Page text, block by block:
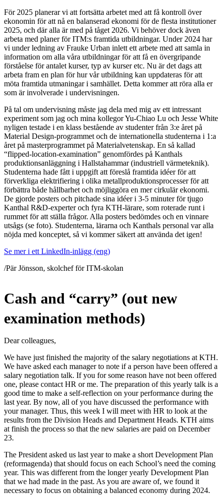
För 2025 planerar vi att fortsätta arbetet med att få kontroll över
ekonomin för att nå en balanserad ekonomi för de flesta institutioner
2025, och där alla är med på tåget 2026. Vi behöver dock även
arbeta med planer för ITM:s framtida utbildningar. Under 2024 har
vi under ledning av Frauke Urban inlett ett arbete med att samla in
information om alla våra utbildningar för att få en övergripande
förståelse för antalet kurser, typ av kurser etc. Nu är det dags att
arbeta fram en plan för hur vår utbildning kan uppdateras för att
möta framtida utmaningar i samhället. Detta kommer att röra alla er
som är involverade i undervisningen.
På tal om undervisning måste jag dela med mig av ett intressant
experiment som jag och mina kollegor Yu-Chiao Lu och Jesse White
nyligen testade i en klass bestående av studenter från 3:e året på
Material Design-programmet och de internationella studenterna i 1:a
året på masterprogrammet på Materialvetenskap. En så kallad
“flipped-location-examination” genomfördes på Kanthals
produktionsanläggning i Hallstahammar (industriell värmeteknik).
Studenterna hade fått i uppgift att föreslå framtida idéer för att
förverkliga elektrifiering i olika metallproduktionsprocesser för att
förbättra både hållbarhet och möjliggöra en mer cirkulär ekonomi.
De gjorde posters och pitchade sina idéer i 3-5 minuter för tjugo
Kanthal R&D-experter och fyra KTH-lärare, som roterade runt i
rummet för att ställa frågor. Alla posters bedömdes och en vinnare
utsågs (se foto). Studenterna, lärarna och Kanthals personal var alla
nöjda med konceptet, så vi kommer säkert att använda det igen!
Se mer i ett LinkedIn-inlägg (eng)
/Pär Jönsson, skolchef för ITM-skolan
Cash and “carry” (out new
examination methods)
Dear colleagues,
We have just finished the majority of the salary negotiations at KTH.
We have asked each manager to note if a person have been offered a
salary negotiation talk. If you for some reason have not been offered
one, please contact HR or me. The preparation of this yearly talk is a
good time to make a self-reflection on your performance during the
last year. By now, all of you have discussed the performance with
your manager. Thus, this week I will meet with HR to look at the
results from the Division Heads and Department Heads. KTH aims
at finish the process so that the new salaries are paid on December
23.
The President asked us last year to make a short Development Plan
(reformagenda) that should focus on each School’s need the coming
year. This was different from the longer yearly Development Plan
that we had made in the past. As you are aware of, we found it
necessary to focus on obtaining a balanced economy during 2024.